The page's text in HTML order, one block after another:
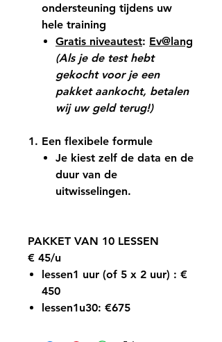
ondersteuning tijdens uw
hele training
Gratis niveautest: Ev@lang
(Als je de test hebt
gekocht voor je een
pakket aankocht, betalen
wij uw geld terug!)
Een flexibele formule
Je kiest zelf de data en de
duur van de
uitwisselingen.
PAKKET VAN 10 LESSEN
€ 45/u
lessen1 uur (of 5 x 2 uur) : €
450
lessen1u30: €675